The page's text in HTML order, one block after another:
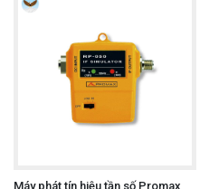
Máy phát tín hiệu tần số Promax